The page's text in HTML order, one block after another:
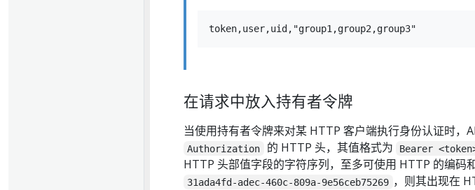
在请求中放入持有者令牌
当使用持有者令牌来对某 HTTP 客户端执行身份认证时，
Authorization 的 HTTP 头，其值格式为 Bearer
HTTP 头部值字段的字符序列，至多可使用 HTTP 的编码
31ada4fd-adec-460c-809a-9e56ceb75269 ，则其出现在